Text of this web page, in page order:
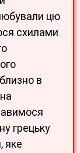
цю
схилами
в
грецьку
яке